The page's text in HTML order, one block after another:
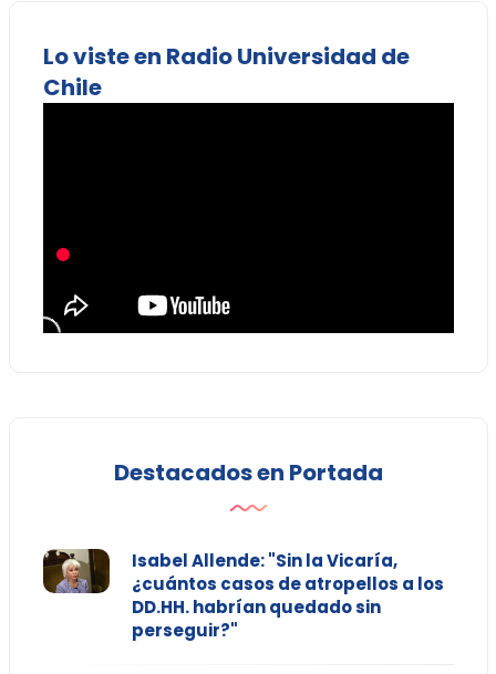
Lo viste en Radio Universidad de
Chile
Destacados en Portada
Isabel Allende: "Sin la Vicaría,
¿cuántos casos de atropellos a los
DD.HH. habrían quedado sin
perseguir?"